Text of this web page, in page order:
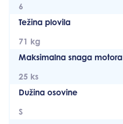
6
Težina plovila
71 kg
Maksimalna snaga motora
25 ks
Dužina osovine
S